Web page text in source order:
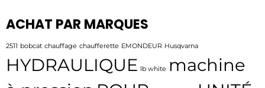
ACHAT PAR MARQUES
2511 bobcat chauffage chaufferette EMONDEUR Husqvarna
HYDRAULIQUE lb white machine